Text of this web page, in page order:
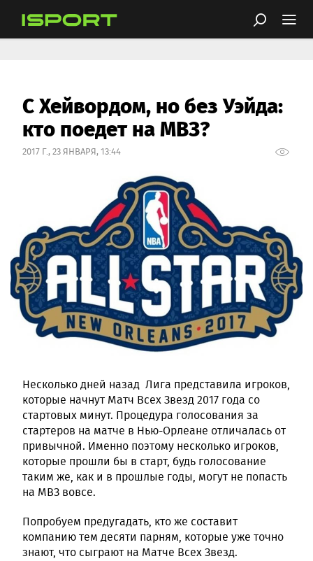
С Хейвордом, но без Уэйда:
кто поедет на МВЗ?
2017 Г., 23 ЯНВАРЯ, 13:44
Несколько дней назад Лига представила игроков,
которые начнут Матч Всех Звезд 2017 года со
стартовых минут. Процедура голосования за
стартеров на матче в Нью-Орлеане отличалась от
привычной. Именно поэтому несколько игроков,
которые прошли бы в старт, будь голосование
таким же, как и в прошлые годы, могут не попасть
на МВЗ вовсе.
Попробуем предугадать, кто же составит
компанию тем десяти парням, которые уже точно
знают, что сыграют на Матче Всех Звезд.